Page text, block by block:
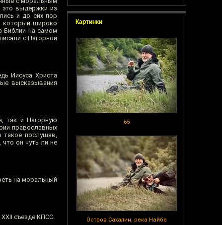
Картинки
65
Остров Сахалин, река Найба
это выдержки из
и до сих пор
который широко
Библии на самом
с Нагорной
Иисуса Христа
высказывания
так и Нагорную
православных
такое послушав,
он чуть ли не
на моральный
съезде КПСС.